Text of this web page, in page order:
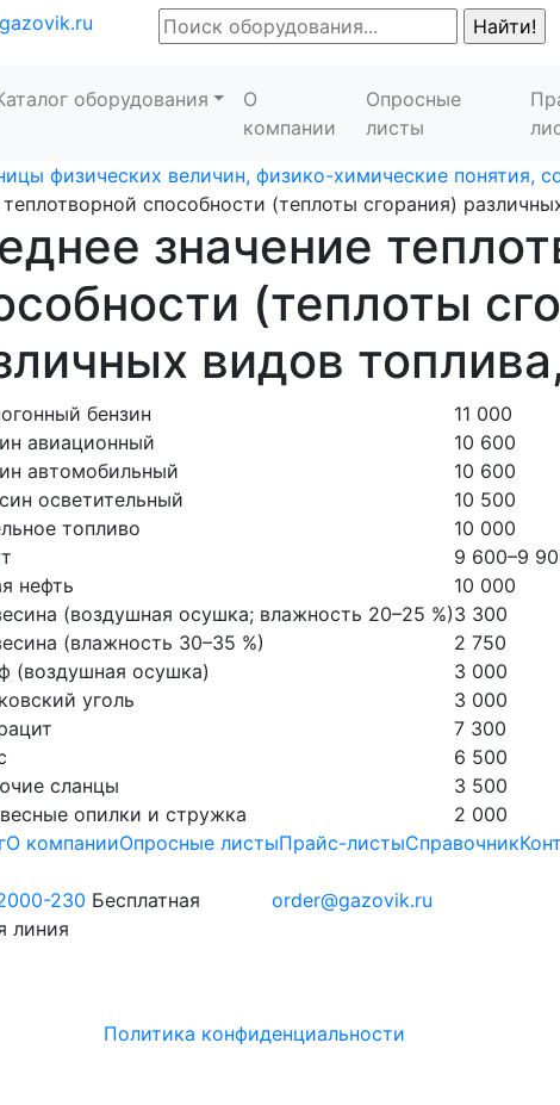
оборудования
О
компании
Опросные
листы
физических величин, физико-химические понятия,
способности (теплоты сгорания)
значение
(теплоты
видов
бензин
11 000
авиационный
10 600
автомобильный
10 600
осветительный
10 500
топливо
10 000
9 600–9
нефть
10 000
(воздушная осушка; влажность 20–25 %)3 300
(влажность 30–35 %)
2 750
(воздушная осушка)
3 000
уголь
3 000
7 300
6 500
сланцы
3 500
опилки и стружка
2 000
О компанииОпросные листыПрайс-листыСправочник
230 Бесплатная
линия
order@gazovik.ru
Политика конфиденциальности